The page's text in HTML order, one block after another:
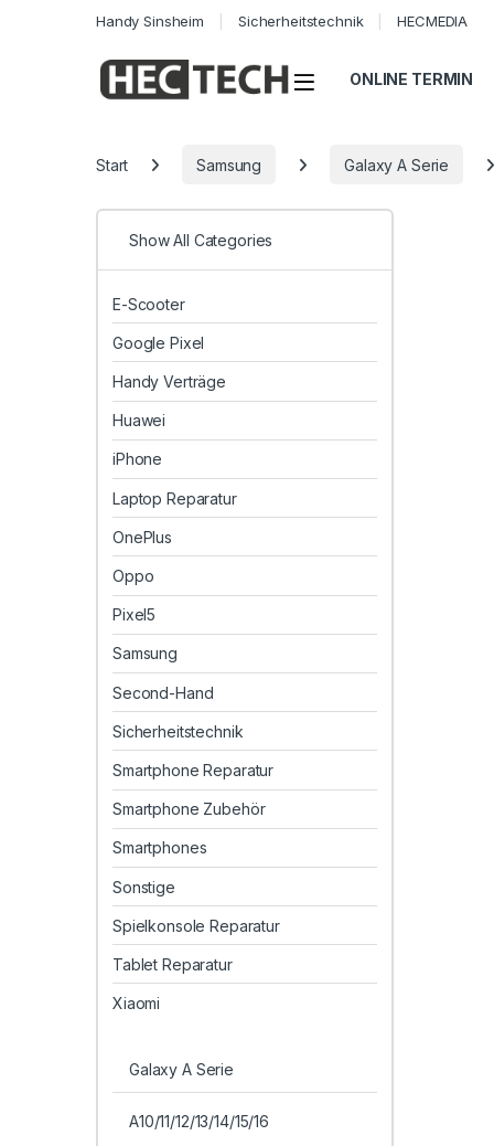
Handy Sinsheim Sicherheitstechnik HECMEDIA
Open ONLINE TERMIN
Start Samsung Galaxy A Serie
Show All Categories
E-Scooter
Google Pixel
Handy Verträge
Huawei
iPhone
Laptop Reparatur
OnePlus
Oppo
Pixel5
Samsung
Second-Hand
Sicherheitstechnik
Smartphone Reparatur
Smartphone Zubehör
Smartphones
Sonstige
Spielkonsole Reparatur
Tablet Reparatur
Xiaomi
Galaxy A Serie
A10/11/12/13/14/15/16